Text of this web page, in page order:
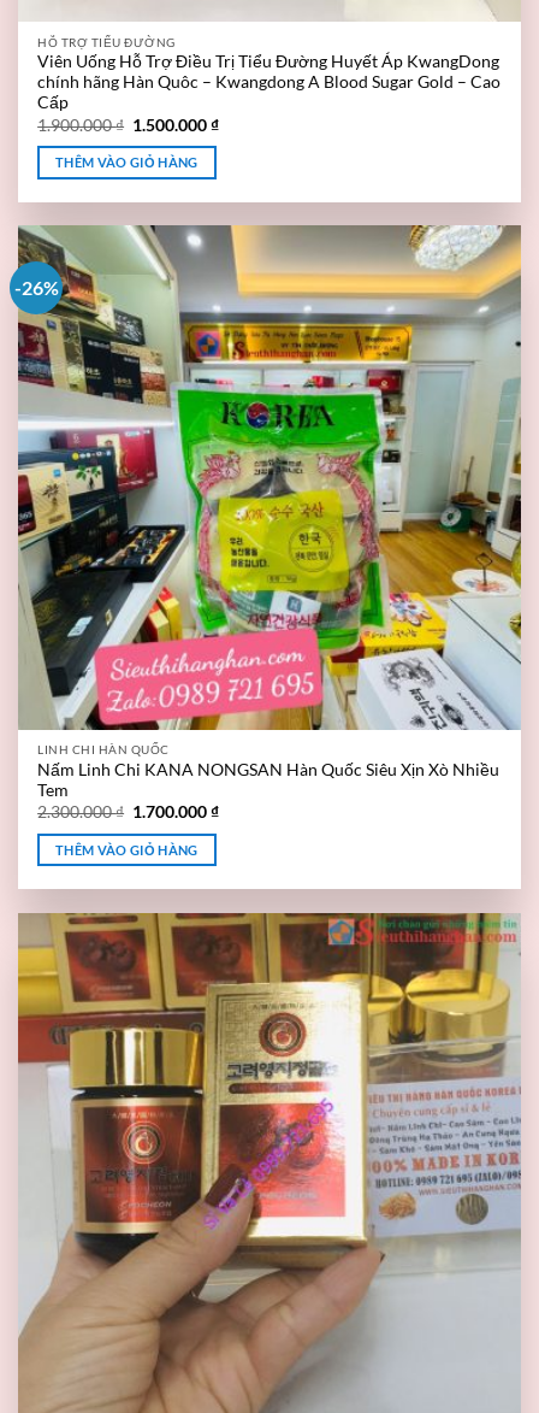
HỖ TRỢ TIỂU ĐƯỜNG
Viên Uống Hỗ Trợ Điều Trị Tiểu Đường Huyết Áp KwangDong
chính hãng Hàn Quôc – Kwangdong A Blood Sugar Gold – Cao
Cấp
1.900.000₫ 1.500.000₫
THÊM VÀO GIỎ HÀNG
-26%
LINH CHI HÀN QUỐC
Nấm Linh Chi KANA NONGSAN Hàn Quốc Siêu Xịn Xò Nhiều
Tem
2.300.000₫ 1.700.000₫
THÊM VÀO GIỎ HÀNG